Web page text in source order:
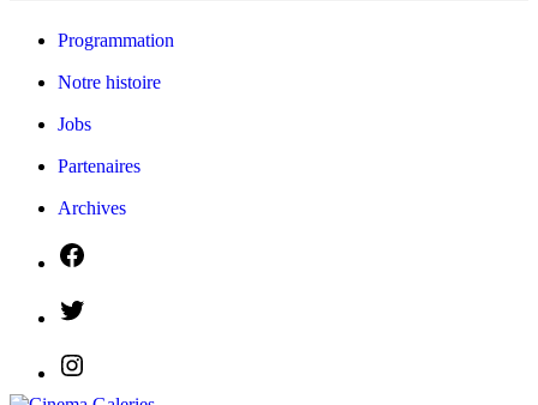
Programmation
Notre histoire
Jobs
Partenaires
Archives